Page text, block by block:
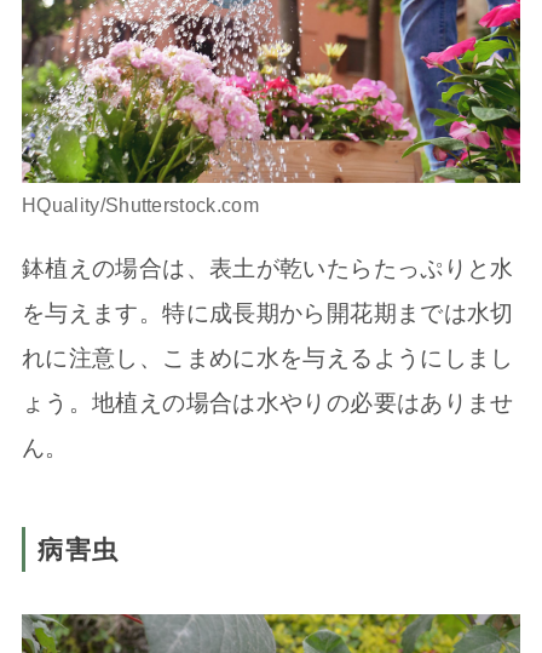
HQuality/Shutterstock.com
鉢植えの場合は、表土が乾いたらたっぷりと水
を与えます。特に成長期から開花期までは水切
れに注意し、こまめに水を与えるようにしまし
ょう。地植えの場合は水やりの必要はありませ
ん。
病害虫